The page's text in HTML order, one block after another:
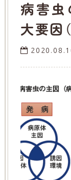
病害
大要因